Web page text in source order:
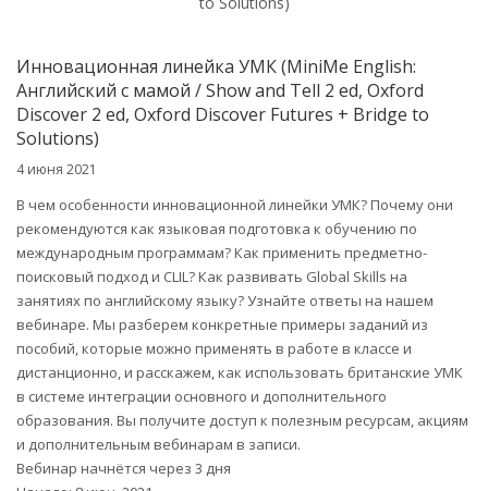
Инновационная линейка УМК (MiniMe English:
Английский с мамой / Show and Tell 2 ed, Oxford
Discover 2 ed, Oxford Discover Futures + Bridge to
Solutions)
4 июня 2021
В чем особенности инновационной линейки УМК? Почему они
рекомендуются как языковая подготовка к обучению по
международным программам? Как применить предметно-
поисковый подход и CLIL? Как развивать Global Skills на
занятиях по английскому языку? Узнайте ответы на нашем
вебинаре. Мы разберем конкретные примеры заданий из
пособий, которые можно применять в работе в классе и
дистанционно, и расскажем, как использовать британские УМК
в системе интеграции основного и дополнительного
образования. Вы получите доступ к полезным ресурсам, акциям
и дополнительным вебинарам в записи.
Вебинар начнётся через 3 дня